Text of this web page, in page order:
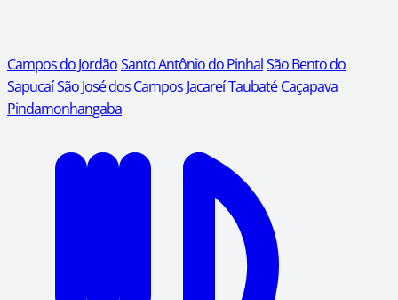
Campos do JordãoSanto Antônio do PinhalSão Bento do
SapucaíSão José dos Campos JacareíTaubaté Caçapava
Pindamonhangaba